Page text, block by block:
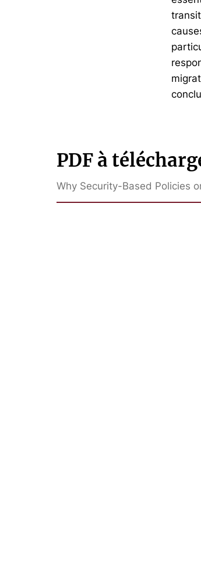
PDF à
Why Security-Based Policies